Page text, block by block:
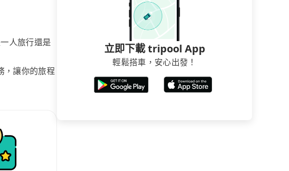
人旅行還是
，讓你的旅程
立即下載 tripool App
輕鬆搭車，安心出發！